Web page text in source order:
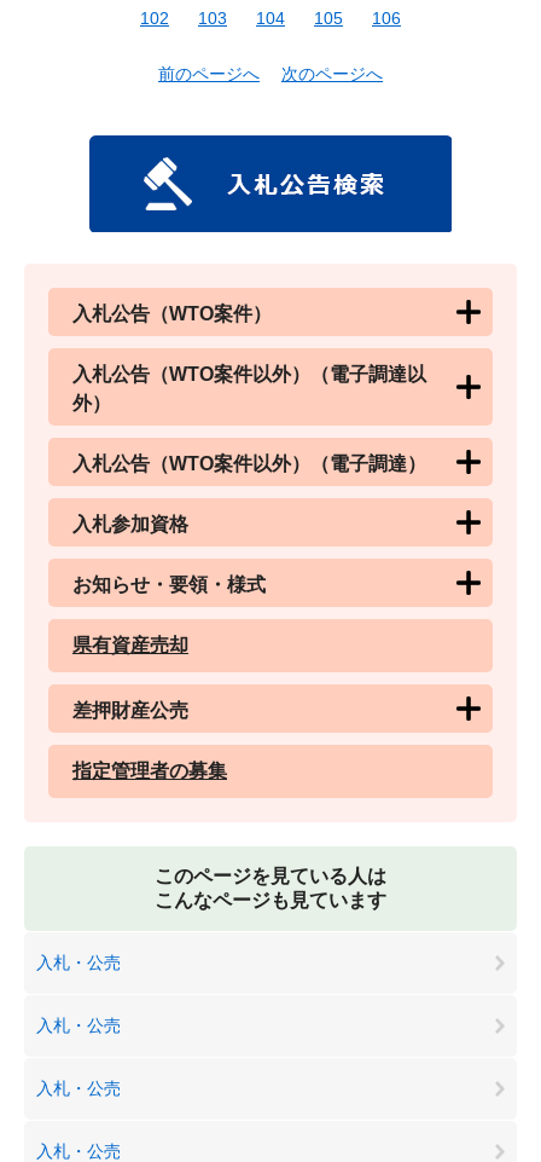
102
103 104 105 106
前のページへ 次のページへ
入札公告（WTO案件）
入札公告（WTO案件以外）（電子調達以
外）
入札公告（WTO案件以外）（電子調達）
入札参加資格
お知らせ・要領・様式
県有資産売却
差押財産公売
指定管理者の募集
このページを見ている人は
こんなページも見ています
入札・公売
入札・公売
入札・公売
入札・公売